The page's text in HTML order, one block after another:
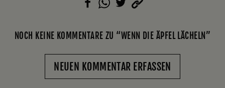
NOCH KEINE KOMMENTARE ZU “WENN DIE ÄPFEL LÄCHELN”
NEUEN KOMMENTAR ERFASSEN